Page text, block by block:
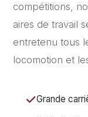
compétitions,
aires de travail
entretenu tous
locomotion et
Grande